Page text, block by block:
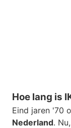
Hoe lang is
Eind jaren '70
Nederland.